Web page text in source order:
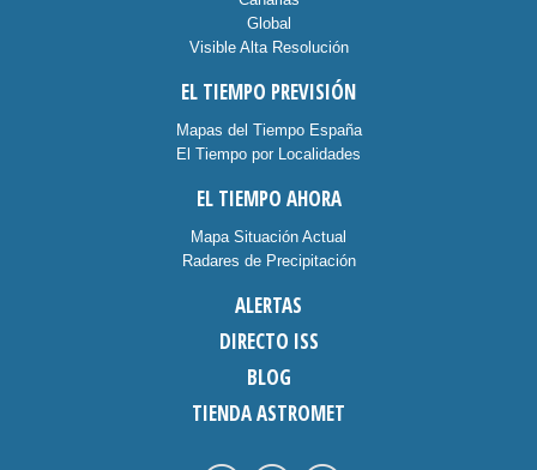
Global
Visible Alta Resolución
EL TIEMPO PREVISIÓN
Mapas del Tiempo España
El Tiempo por Localidades
EL TIEMPO AHORA
Mapa Situación Actual
Radares de Precipitación
ALERTAS
DIRECTO ISS
BLOG
TIENDA ASTROMET